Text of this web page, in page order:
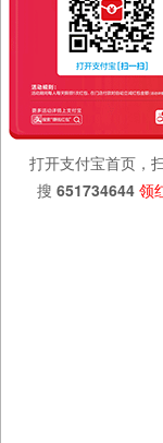
打开支付宝首页，
搜 651734644 领